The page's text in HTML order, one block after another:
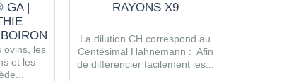
GA |
ovins, les
et les
RAYONS X9
La dilution CH correspond au
Centésimal Hahnemann : Afin
de différencier facilement les...